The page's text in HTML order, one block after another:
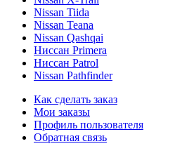
Nissan Tiida
Nissan Teana
Nissan Qashqai
Ниссан Primera
Ниссан Patrol
Nissan Pathfinder
Как сделать заказ
Мои заказы
Профиль пользователя
Обратная связь